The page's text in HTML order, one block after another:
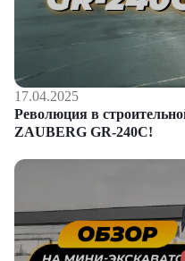
17.04.2025
Революция в
ZAUBERG GR-240C!